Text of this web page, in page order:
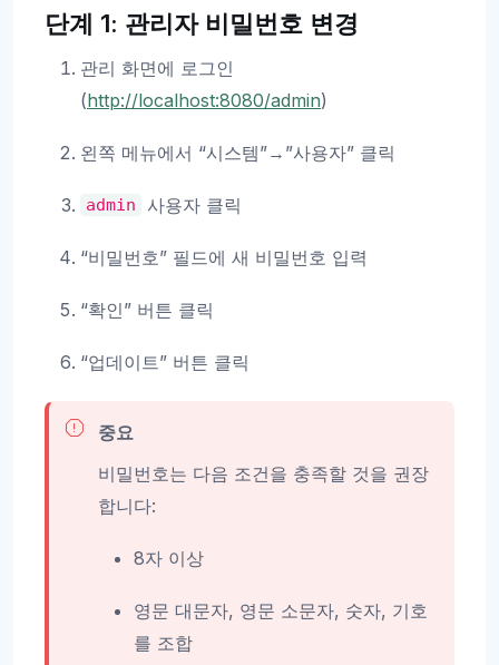
단계 1: 관리자 비밀번호 변경
관리 화면에 로그인
(http://localhost:8080/admin)
왼쪽 메뉴에서 “시스템”→”사용자” 클릭
admin 사용자 클릭
“비밀번호” 필드에 새 비밀번호 입력
“확인” 버튼 클릭
“업데이트” 버튼 클릭
중요
비밀번호는 다음 조건을 충족할 것을 권장
합니다:
8자 이상
영문 대문자, 영문 소문자, 숫자, 기호
를 조합